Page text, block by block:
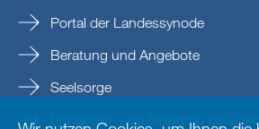
Portal der Landessynode
Beratung und Angebote
Seelsorge